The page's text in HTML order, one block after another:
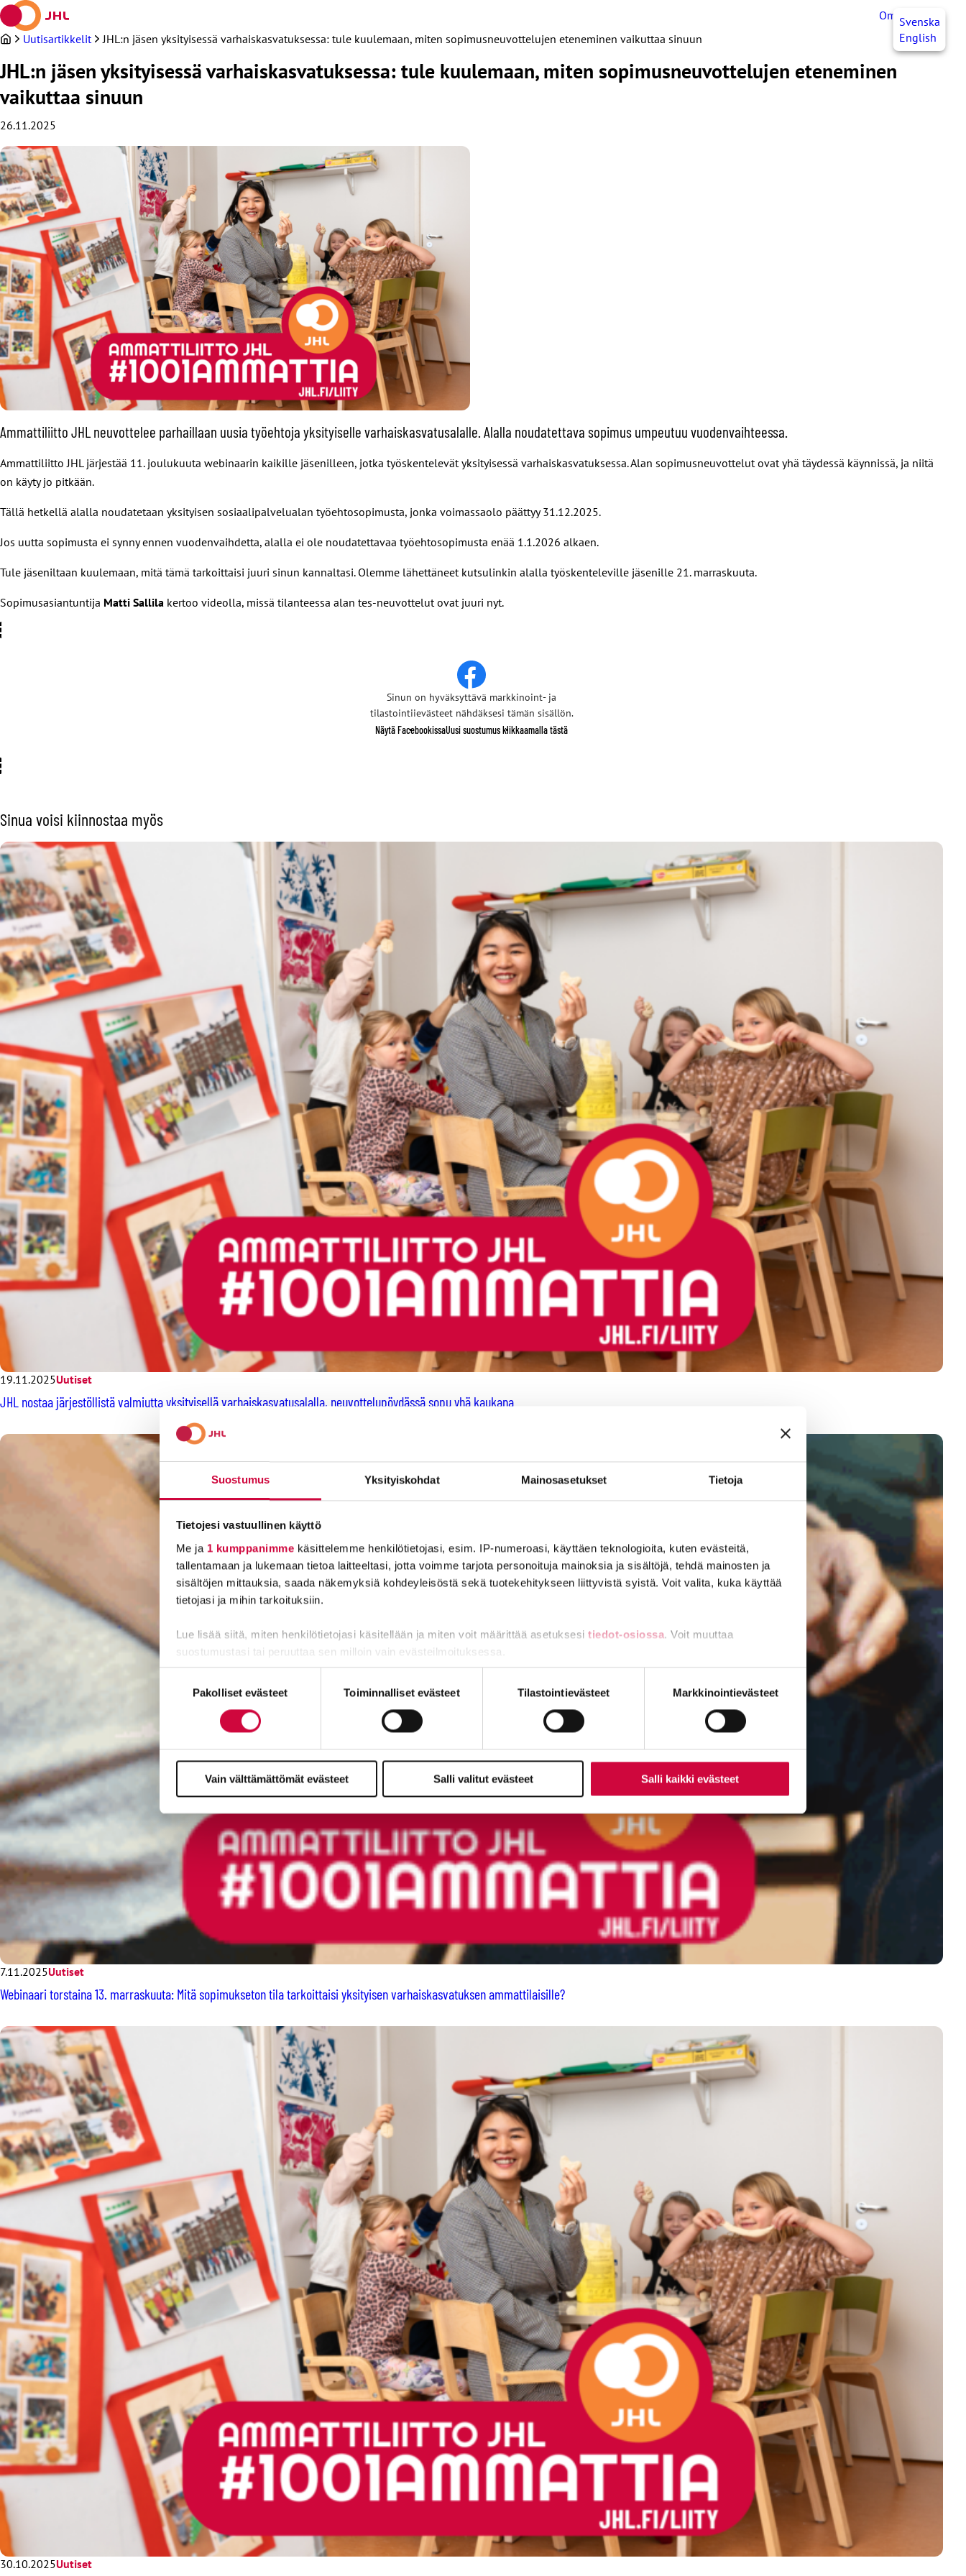
Suostumus Yksityiskohdat Mainosasetukset Tietoja
Tietojesi vastuullinen käyttö
Me ja 1 kumppanimme käsittelemme henkilötietojasi, esim. IP-numeroasi, käyttäen teknologioita, kuten evästeitä,
tallentamaan ja lukemaan tietoa laitteeltasi, jotta voimme tarjota personoituja mainoksia ja sisältöjä, tehdä mainosten ja
sisältöjen mittauksia, saada näkemyksiä kohdeyleisöstä sekä tuotekehitykseen liittyvistä syistä. Voit valita, kuka käyttää
tietojasi ja mihin tarkoituksiin.
Lue lisää siitä, miten henkilötietojasi käsitellään ja miten voit määrittää asetuksesi tiedot-osiossa. Voit muuttaa
suostumustasi tai peruuttaa sen milloin vain evästeilmoituksessa.
Evästeistä osa on välttämättömiä, osa sivuston toimintaa parantavia, ja osaa käytetään tilastointi- tai
Pakolliset evästeet Toiminnalliset evästeet Tilastointievästeet Markkinointievästeet
Vain välttämättömät evästeet Salli valitut evästeet Salli kaikki evästeet
Siirry
sisältöön
OmaJHLSvenska
English
Uutisartikkelit JHL:n jäsen yksityisessä varhaiskasvatuksessa: tule kuulemaan, miten sopimusneuvottelujen eteneminen vaikuttaa sinuun
JHL:n jäsen yksityisessä varhaiskasvatuksessa: tule kuulemaan, miten sopimusneuvottelujen eteneminen
vaikuttaa sinuun
26.11.2025
Ammattiliitto JHL neuvottelee parhaillaan uusia työehtoja yksityiselle varhaiskasvatusalalle. Alalla noudatettava sopimus umpeutuu vuodenvaihteessa.
Ammattiliitto JHL järjestää 11. joulukuuta webinaarin kaikille jäsenilleen, jotka työskentelevät yksityisessä varhaiskasvatuksessa. Alan sopimusneuvottelut ovat yhä täydessä käynnissä, ja niitä
on käyty jo pitkään.
Tällä hetkellä alalla noudatetaan yksityisen sosiaalipalvelualan työehtosopimusta, jonka voimassaolo päättyy 31.12.2025.
Jos uutta sopimusta ei synny ennen vuodenvaihdetta, alalla ei ole noudatettavaa työehtosopimusta enää 1.1.2026 alkaen.
Tule jäseniltaan kuulemaan, mitä tämä tarkoittaisi juuri sinun kannaltasi. Olemme lähettäneet kutsulinkin alalla työskenteleville jäsenille 21. marraskuuta.
Sopimusasiantuntija Matti Sallila kertoo videolla, missä tilanteessa alan tes-neuvottelut ovat juuri nyt.
Sinun on hyväksyttävä markkinoint- ja
tilastointiievästeet nähdäksesi tämän sisällön.
Näytä FacebookissaUusi suostumus klikkaamalla tästä
Sinua voisi kiinnostaa myös
19.11.2025Uutiset
JHL nostaa järjestöllistä valmiutta yksityisellä varhaiskasvatusalalla, neuvottelupöydässä sopu yhä kaukana
7.11.2025Uutiset
Webinaari torstaina 13. marraskuuta: Mitä sopimukseton tila tarkoittaisi yksityisen varhaiskasvatuksen ammattilaisille?
30.10.2025Uutiset